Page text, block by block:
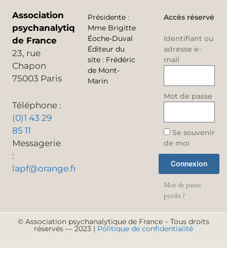
Association
psychanalytique
de France
23, rue
Chapon
75003 Paris
Téléphone :
(0)1 43 29
85 11
Messagerie
:
lapf@orange.fr
Présidente :
Mme Brigitte
Éoche-Duval
Éditeur du
site : Frédéric
de Mont-
Marin
Accès réservé
Identifiant ou
adresse e-
mail
Mot de passe
Se souvenir
de moi
Connexion
Mot de passe
perdu ?
© Association psychanalytique de France – Tous droits
réservés — 2023 | Politique de confidentialité